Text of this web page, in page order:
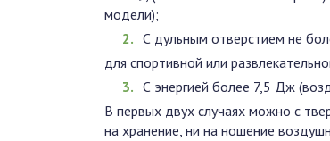
модели);
С дульным отверстием не
для спортивной или
С энергией более 7,5 Дж
В первых двух случаях можно с
на хранение, ни на ношение